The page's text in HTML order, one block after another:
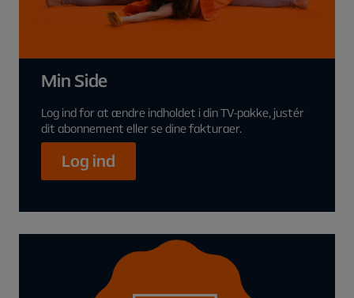
Min Side
Log ind for at ændre indholdet i din TV-pakke, justér
dit abonnement eller se dine fakturaer.
Log ind